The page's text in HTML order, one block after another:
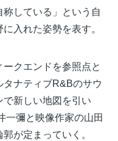
している」という自
入れた姿勢を表す。
クエンドを参照点と
ナティブR&Bのサウ
で新しい地図を引い
一彌と映像作家の山田
が定まっていく。